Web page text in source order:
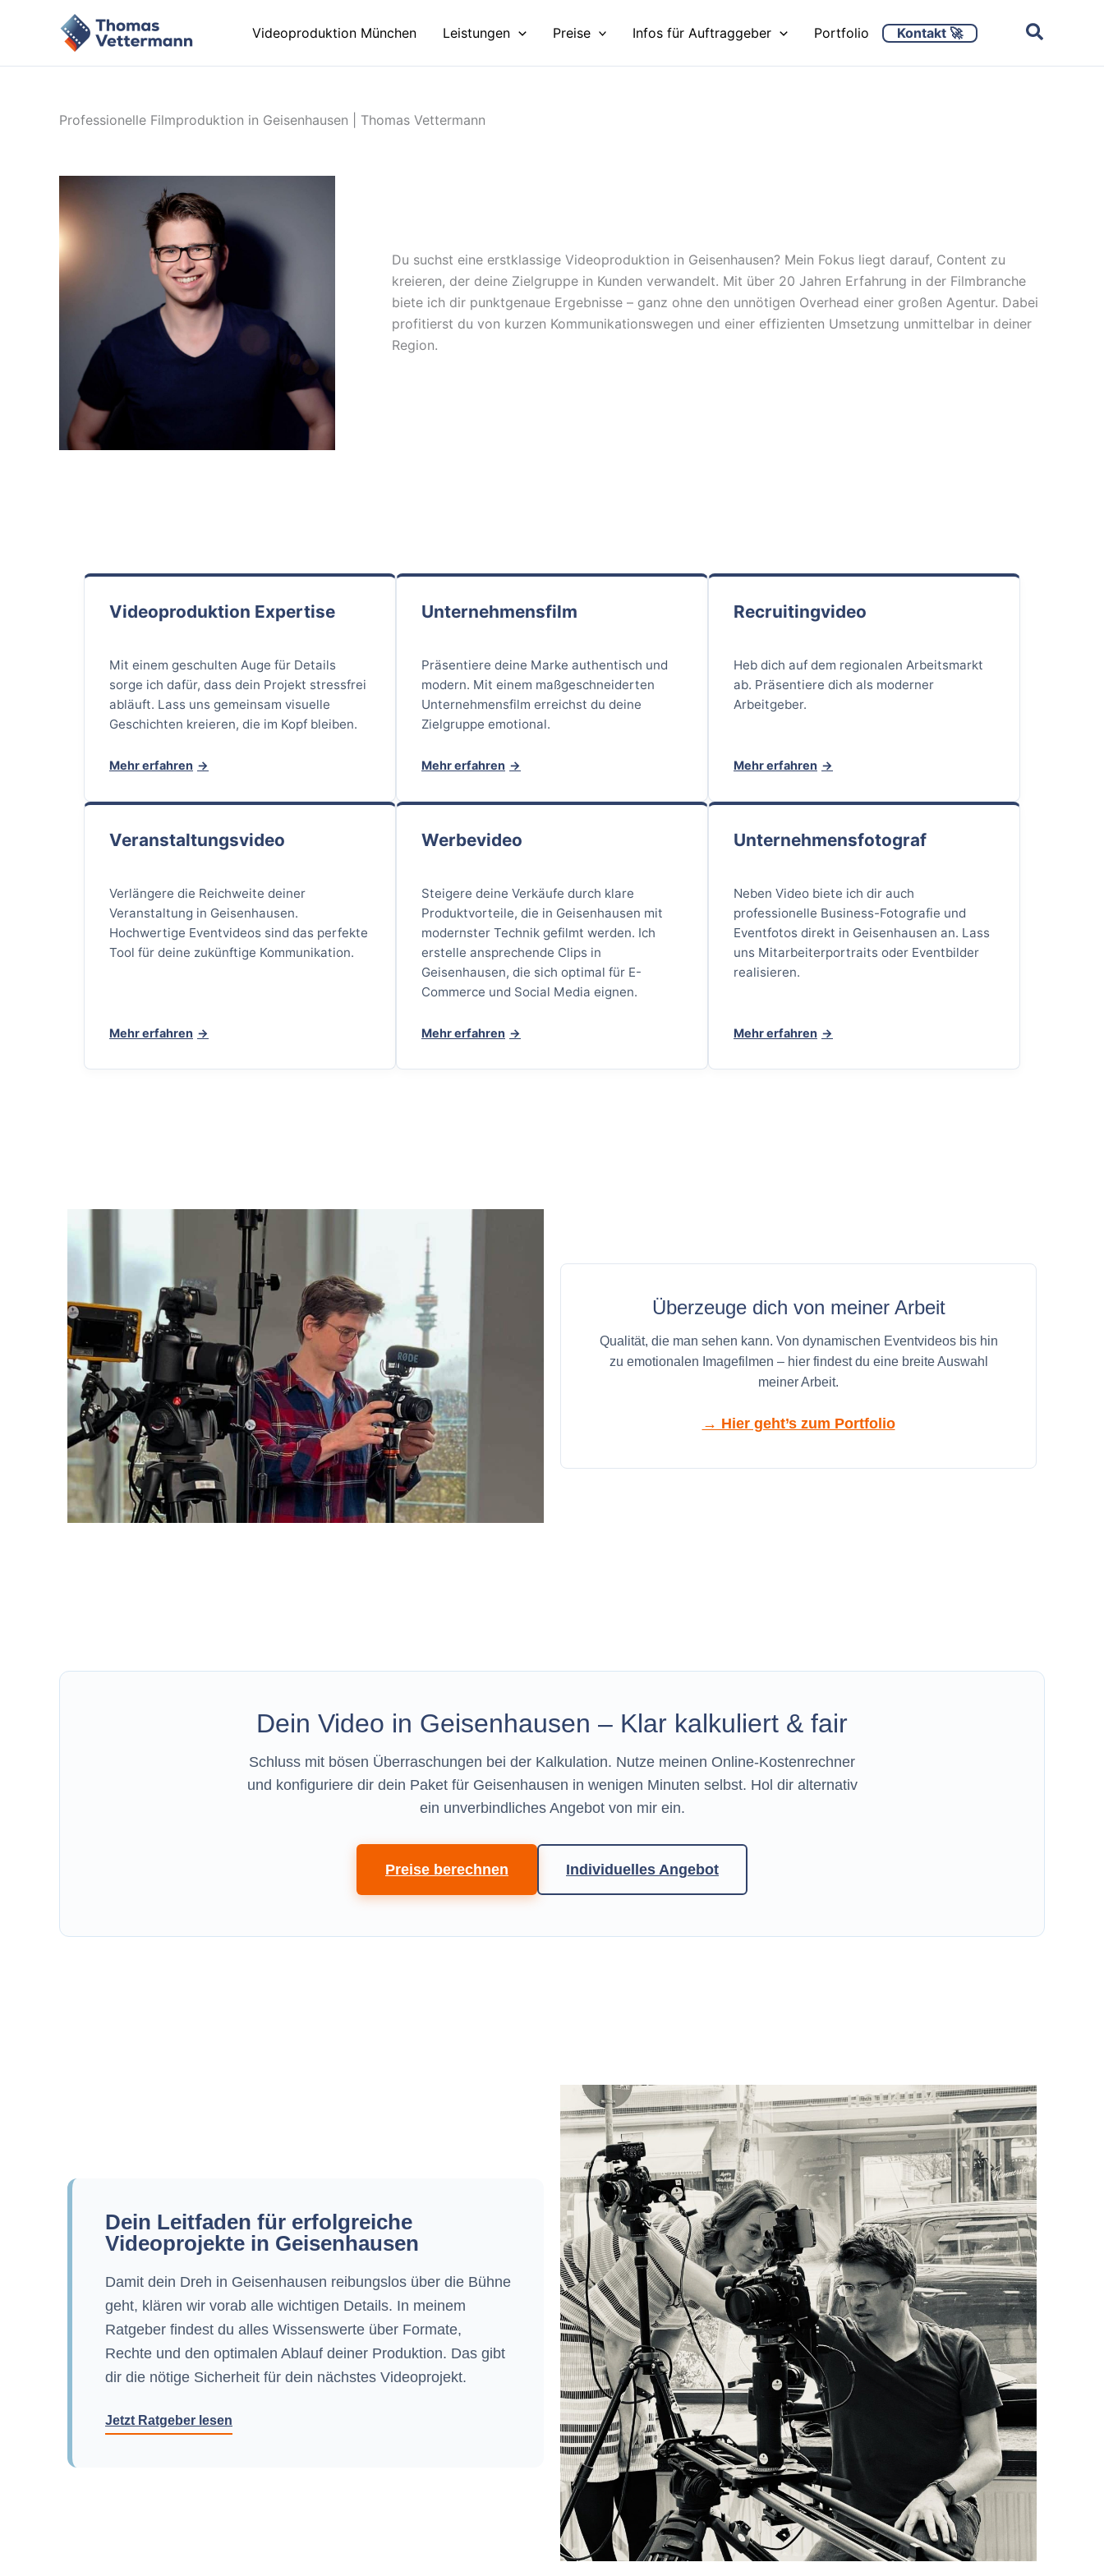
Videoproduktion München Leistungen Preise Infos für Auftraggeber Portfolio Kontakt 🚀
Professionelle Filmproduktion in Geisenhausen | Thomas Vettermann
Du suchst eine erstklassige Videoproduktion in Geisenhausen? Mein Fokus liegt darauf, Content zu
kreieren, der deine Zielgruppe in Kunden verwandelt. Mit über 20 Jahren Erfahrung in der Filmbranche
biete ich dir punktgenaue Ergebnisse – ganz ohne den unnötigen Overhead einer großen Agentur. Dabei
profitierst du von kurzen Kommunikationswegen und einer effizienten Umsetzung unmittelbar in deiner
Region.
Videoproduktion Expertise
Mit einem geschulten Auge für Details
sorge ich dafür, dass dein Projekt stressfrei
abläuft. Lass uns gemeinsam visuelle
Geschichten kreieren, die im Kopf bleiben.
Mehr erfahren
Unternehmensfilm
Präsentiere deine Marke authentisch und
modern. Mit einem maßgeschneiderten
Unternehmensfilm erreichst du deine
Zielgruppe emotional.
Mehr erfahren
Recruitingvideo
Heb dich auf dem regionalen Arbeitsmarkt
ab. Präsentiere dich als moderner
Arbeitgeber.
Mehr erfahren
Veranstaltungsvideo
Verlängere die Reichweite deiner
Veranstaltung in Geisenhausen.
Hochwertige Eventvideos sind das perfekte
Tool für deine zukünftige Kommunikation.
Mehr erfahren
Werbevideo
Steigere deine Verkäufe durch klare
Produktvorteile, die in Geisenhausen mit
modernster Technik gefilmt werden. Ich
erstelle ansprechende Clips in
Geisenhausen, die sich optimal für E-
Commerce und Social Media eignen.
Mehr erfahren
Unternehmensfotograf
Neben Video biete ich dir auch
professionelle Business-Fotografie und
Eventfotos direkt in Geisenhausen an. Lass
uns Mitarbeiterportraits oder Eventbilder
realisieren.
Mehr erfahren
Überzeuge dich von meiner Arbeit
Qualität, die man sehen kann. Von dynamischen Eventvideos bis hin
zu emotionalen Imagefilmen – hier findest du eine breite Auswahl
meiner Arbeit.
→ Hier geht’s zum Portfolio
Dein Video in Geisenhausen – Klar kalkuliert & fair
Schluss mit bösen Überraschungen bei der Kalkulation. Nutze meinen Online-Kostenrechner
und konfiguriere dir dein Paket für Geisenhausen in wenigen Minuten selbst. Hol dir alternativ
ein unverbindliches Angebot von mir ein.
Preise berechnen Individuelles Angebot
Dein Leitfaden für erfolgreiche
Videoprojekte in Geisenhausen
Damit dein Dreh in Geisenhausen reibungslos über die Bühne
geht, klären wir vorab alle wichtigen Details. In meinem
Ratgeber findest du alles Wissenswerte über Formate,
Rechte und den optimalen Ablauf deiner Produktion. Das gibt
dir die nötige Sicherheit für dein nächstes Videoprojekt.
Jetzt Ratgeber lesen